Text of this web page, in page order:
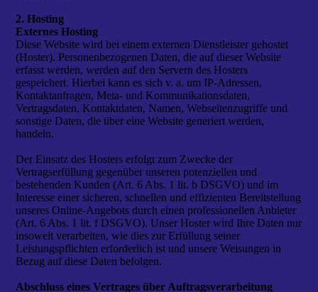
2. Hosting
Externes Hosting
Diese Website wird bei einem externen Dienstleister gehostet
(Hoster). Personenbezogenen Daten, die auf dieser Website
erfasst werden, werden auf den Servern des Hosters
gespeichert. Hierbei kann es sich v. a. um IP-Adressen,
Kontaktanfragen, Meta- und Kommunikationsdaten,
Vertragsdaten, Kontaktdaten, Namen, Webseitenzugriffe und
sonstige Daten, die über eine Website generiert werden,
handeln.
Der Einsatz des Hosters erfolgt zum Zwecke der
Vertragserfüllung gegenüber unseren potenziellen und
bestehenden Kunden (Art. 6 Abs. 1 lit. b DSGVO) und im
Interesse einer sicheren, schnellen und effizienten Bereitstellung
unseres Online-Angebots durch einen professionellen Anbieter
(Art. 6 Abs. 1 lit. f DSGVO). Unser Hoster wird Ihre Daten nur
insoweit verarbeiten, wie dies zur Erfüllung seiner
Leistungspflichten erforderlich ist und unsere Weisungen in
Bezug auf diese Daten befolgen.
Abschluss eines Vertrages über Auftragsverarbeitung